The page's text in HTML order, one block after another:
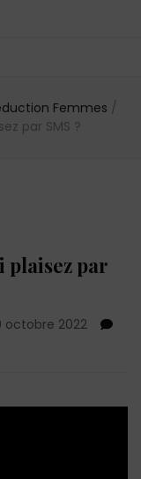
Femmes /
par SMS ?
plaisez par
octobre 2022